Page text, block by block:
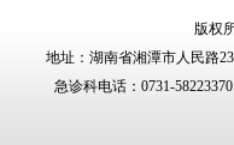
版权
地址：湖南省湘潭市人民路
急诊科电话：0731-